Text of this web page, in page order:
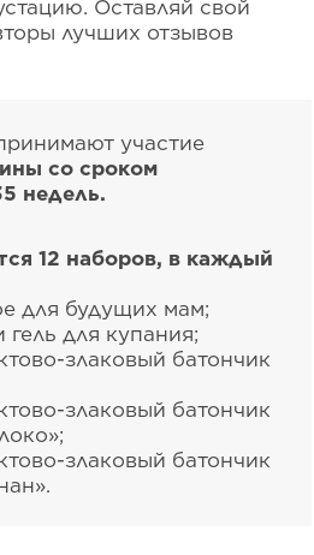
Оставляй свой
лучших отзывов
участие
со сроком
недель.
12 наборов, в каждый
для будущих мам;
для купания;
злаковый батончик
злаковый батончик
злаковый батончик